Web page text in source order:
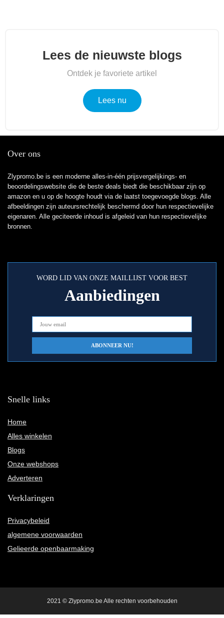
Lees de nieuwste blogs
Ontdek je favoriete artikel
Lees nu
Over ons
Zlypromo.be is een moderne alles-in-één prijsvergelijkings- en
beoordelingswebsite die de beste deals biedt die beschikbaar zijn op
amazon en u op de hoogte houdt via de laatst toegevoegde blogs. Alle
afbeeldingen zijn auteursrechtelijk beschermd door hun respectievelijke
eigenaren. Alle geciteerde inhoud is afgeleid van hun respectievelijke
bronnen.
WORD LID VAN ONZE MAILLIJST VOOR BEST
Aanbiedingen
Snelle links
Home
Alles winkelen
Blogs
Onze webshops
Adverteren
Verklaringen
Privacybeleid
algemene voorwaarden
Gelieerde openbaarmaking
2021 © Zlypromo.be Alle rechten voorbehouden